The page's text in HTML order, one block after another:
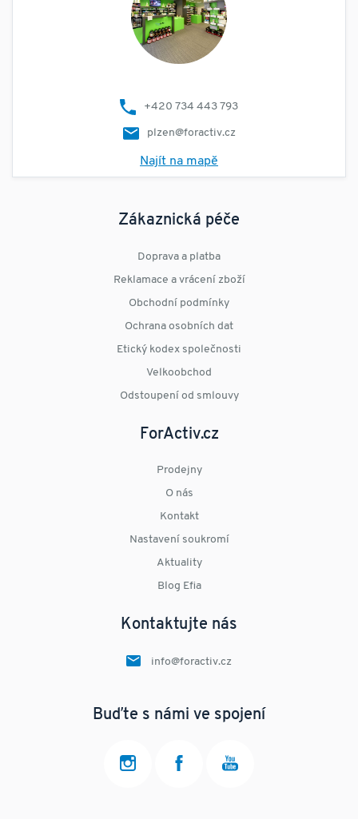
+420 734 443 793
plzen@foractiv.cz
Najít na mapě
Zákaznická péče
Doprava a platba
Reklamace a vrácení zboží
Obchodní podmínky
Ochrana osobních dat
Etický kodex společnosti
Velkoobchod
Odstoupení od smlouvy
ForActiv.cz
Prodejny
O nás
Kontakt
Nastavení soukromí
Aktuality
Blog Efia
Kontaktujte nás
info@foractiv.cz
Buďte s námi ve spojení